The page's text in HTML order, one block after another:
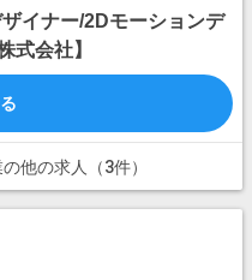
イナー/2Dモーションデ
会社】
他の求人（3件）